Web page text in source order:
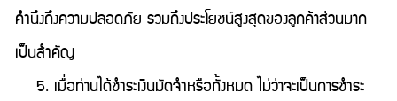
คำนึงถึงความปลอดภัย รวมถึงประโยชน์สูงสุดของลูกค้าส่วนมาก
เป็นสำคัญ
5. เมื่อท่านได้ชำระเงินมัดจำหรือทั้งหมด ไม่ว่าจะเป็นการชำระ